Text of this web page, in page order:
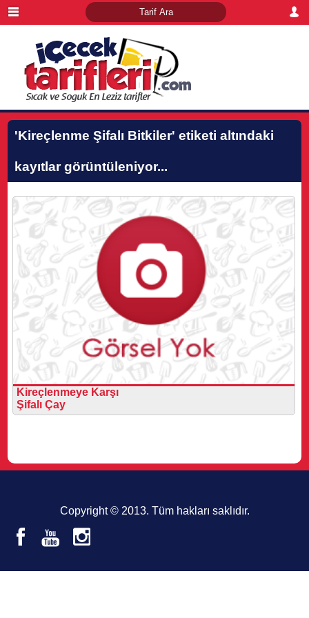
'Kireçlenme Şifalı Bitkiler' etiketi altındaki
kayıtlar görüntüleniyor...
Kireçlenmeye Karşı
Şifalı Çay
Copyright © 2013. Tüm hakları saklıdır.